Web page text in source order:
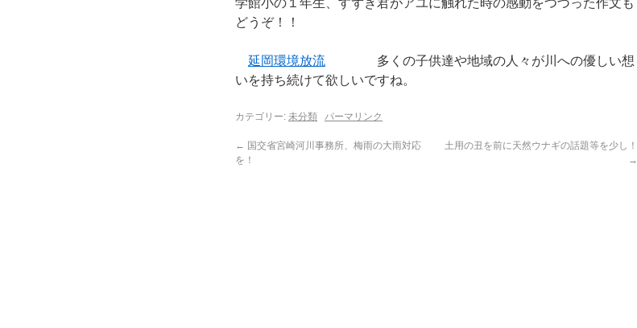
学館小の１年生、すずき君がアユに触れた時の感動をつづった作文も
どうぞ！！
延岡環境放流 多くの子供達や地域の人々が川への優しい想
いを持ち続けて欲しいですね。
カテゴリー: 未分類 パーマリンク
← 国交省宮崎河川事務所、梅雨の大雨対応
を！
土用の丑を前に天然ウナギの話題等を少し！
→